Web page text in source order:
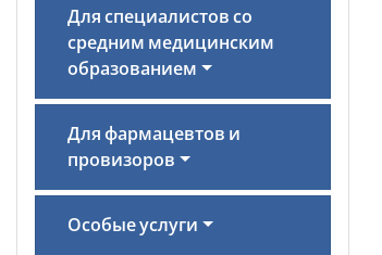
Для специалистов со
средним медицинским
образованием
Для фармацевтов и
провизоров
Особые услуги